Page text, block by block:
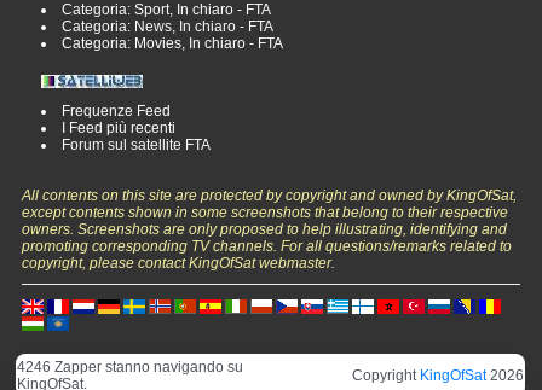
Categoria: Sport, In chiaro - FTA
Categoria: News, In chiaro - FTA
Categoria: Movies, In chiaro - FTA
Frequenze Feed
I Feed più recenti
Forum sul satellite FTA
All contents on this site are protected by copyright and owned by KingOfSat,
except contents shown in some screenshots that belong to their respective
owners. Screenshots are only proposed to help illustrating, identifying and
promoting corresponding TV channels. For all questions/remarks related to
copyright, please contact KingOfSat webmaster.
4246 Zapper stanno navigando su
KingOfSat.
Copyright KingOfSat2026